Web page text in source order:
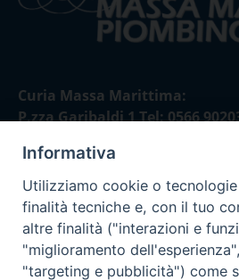
Curia Massa Marittima:
P.zza Garibaldi 1 Tel: 0566
Curia Piombino:
Via Don Minzoni,58/A Tel e Fax:
E-mail:
Informativa
Utilizziamo cookie o
finalità tecniche e, con il tuo
altre finalità ("interazioni e
"miglioramento
"targeting e pubblicità") come